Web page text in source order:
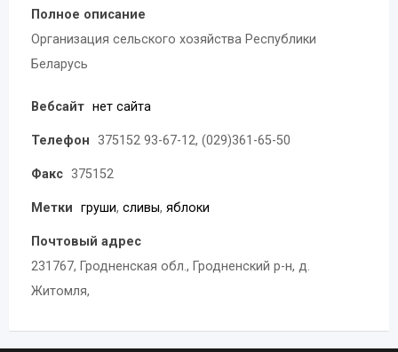
Полное описание
Организация сельского хозяйства Республики
Беларусь
Вебсайт нет сайта
Телефон 375152 93-67-12, (029)361-65-50
Факс 375152
Метки груши, сливы, яблоки
Почтовый адрес
231767, Гродненская обл., Гродненский р-н, д.
Житомля,